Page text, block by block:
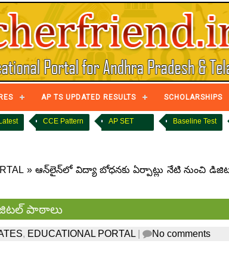
AP TS UPDATED RESULTS SCHOLARSHIPS
CCE Pattern AP SET Baseline Test
»ఆన్‌లైన్‌లో విద్యా బోధనకు ఏర్పాట్లు నేటి నుంచి
పాఠాలు
, EDUCATIONAL PORTAL| No comments